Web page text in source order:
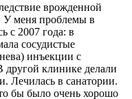
врожденной
У меня проблемы в
с 2007 года: в
сосудистые
инъекции с
клинике делали
Лечилась в санатории.
бы было очень хорошо